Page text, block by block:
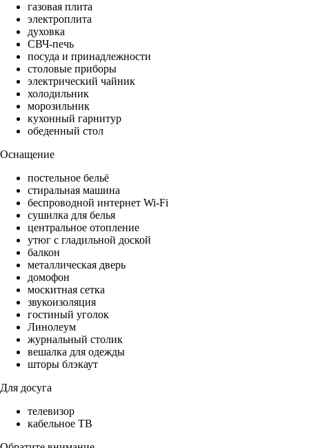
газовая плита
электроплита
духовка
СВЧ-печь
посуда и принадлежности
столовые приборы
электрический чайник
холодильник
морозильник
кухонный гарнитур
обеденный стол
Оснащение
постельное бельё
стиральная машина
беспроводной интернет Wi-Fi
сушилка для белья
центральное отопление
утюг с гладильной доской
балкон
металлическая дверь
домофон
москитная сетка
звукоизоляция
гостиный уголок
Линолеум
журнальный столик
вешалка для одежды
шторы блэкаут
Для досуга
телевизор
кабельное ТВ